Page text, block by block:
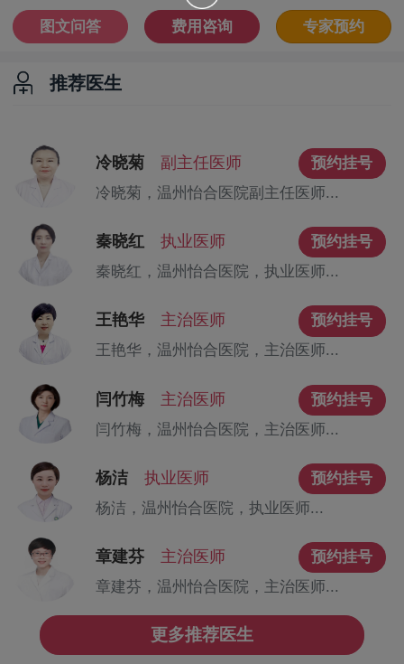
图文问答 费用咨询 专家预约
推荐医生
冷晓菊 副主任医师
预约挂号
冷晓菊，温州怡合医院副主任医师...
秦晓红 执业医师
预约挂号
秦晓红，温州怡合医院，执业医师...
王艳华 主治医师
预约挂号
王艳华，温州怡合医院，主治医师...
闫竹梅 主治医师
预约挂号
闫竹梅，温州怡合医院，主治医师...
杨洁 执业医师
预约挂号
杨洁，温州怡合医院，执业医师...
章建芬 主治医师
预约挂号
章建芬，温州怡合医院，主治医师...
更多推荐医生